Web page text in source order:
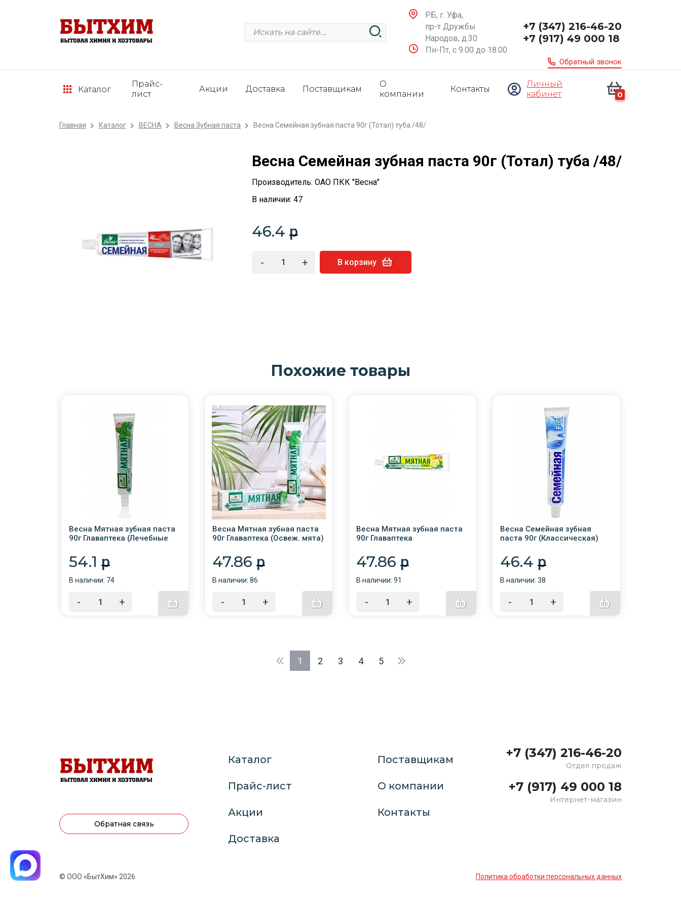
РБ, г. Уфа,
пр-т Дружбы
Народов, д.30
Пн-Пт, с 9.00 до 18.00
+7 (347) 216-46-20
+7 (917) 49 000 18
Обратный звонок
Каталог
Прайс-
лист
Акции Доставка Поставщикам
О
компании
Контакты
Личный
кабинет
0
Главная Каталог ВЕСНА Весна Зубная паста Весна Семейная зубная паста 90г (Тотал) туба /48/
Весна Семейная зубная паста 90г (Тотал) туба /48/
Производитель: ОАО ПКК "Весна"
В наличии: 47
46.4 p
- + В корзину
Похожие товары
Весна Мятная зубная паста
90г Главаптека (Лечебные
54.1 p
В наличии: 74
- +
Весна Мятная зубная паста
90г Главаптека (Освеж. мята)
47.86p
В наличии: 86
- +
Весна Мятная зубная паста
90г Главаптека
/48/
47.86 p
В наличии: 91
- +
Весна Семейная зубная
паста 90г (Классическая)
46.4 p
В наличии: 38
- +
1 2 3 4 5
Обратная связь
Каталог
Прайс-лист
Акции
Доставка
Поставщикам
О компании
Контакты
+7 (347) 216-46-20
Отдел продаж
+7 (917) 49 000 18
Интернет-магазин
© ООО «БытХим» 2026 Политика обработки персональных данных